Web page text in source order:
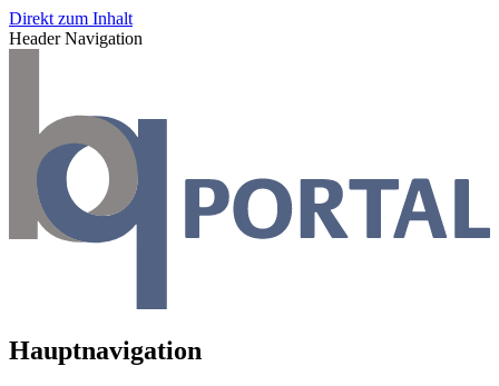
Direkt zum Inhalt
Header Navigation
Hauptnavigation